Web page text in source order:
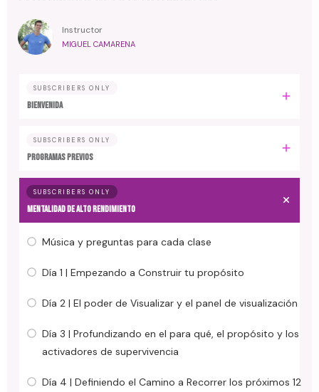
Instructor
MIGUEL CAMARENA
SUBSCRIBERS ONLY
BIENVENIDA
SUBSCRIBERS ONLY
PROGRAMAS PREVIOS
SUBSCRIBERS ONLY
MENTALIDAD DE ALTO RENDIMIENTO
Música y preguntas para cada clase
Día 1 | Empezando a Construir tu propósito
Día 2 | El poder de Visualizar y el panel de visualización
Día 3 | Profundizando en el para qué, el propósito y los
activadores de supervivencia
Día 4 | Definiendo el Camino a Recorrer los próximos 12